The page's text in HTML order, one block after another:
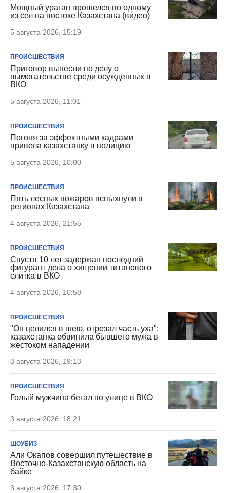
Мощный ураган прошелся по одному
из сел на востоке Казахстана (видео)
5 августа 2026, 15:19
ПРОИСШЕСТВИЯ
Приговор вынесли по делу о
вымогательстве среди осужденных в
ВКО
5 августа 2026, 11:01
ПРОИСШЕСТВИЯ
Погоня за эффектными кадрами
привела казахстанку в полицию
5 августа 2026, 10:00
ПРОИСШЕСТВИЯ
Пять лесных пожаров вспыхнули в
регионах Казахстана
4 августа 2026, 21:55
ПРОИСШЕСТВИЯ
Спустя 10 лет задержан последний
фигурант дела о хищении титанового
слитка в ВКО
4 августа 2026, 10:58
ПРОИСШЕСТВИЯ
"Он целился в шею, отрезал часть уха":
казахстанка обвинила бывшего мужа в
жестоком нападении
3 августа 2026, 19:13
ПРОИСШЕСТВИЯ
Голый мужчина бегал по улице в ВКО
3 августа 2026, 18:21
ШОУБИЗ
Али Окапов совершил путешествие в
Восточно-Казахстанскую область на
байке
3 августа 2026, 17:30